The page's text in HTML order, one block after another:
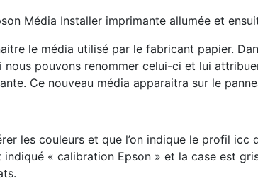
Média Installer imprimante allumée et
le média utilisé par le fabricant papier.
pouvons renommer celui-ci et lui
Ce nouveau média apparaitra sur le
les couleurs et que l’on indique le profil icc
« calibration Epson » et la case est